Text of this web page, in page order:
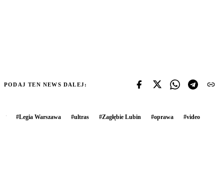
PODAJ TEN NEWS DALEJ:
#Legia Warszawa #ultras #Zagłębie Lubin #oprawa #video